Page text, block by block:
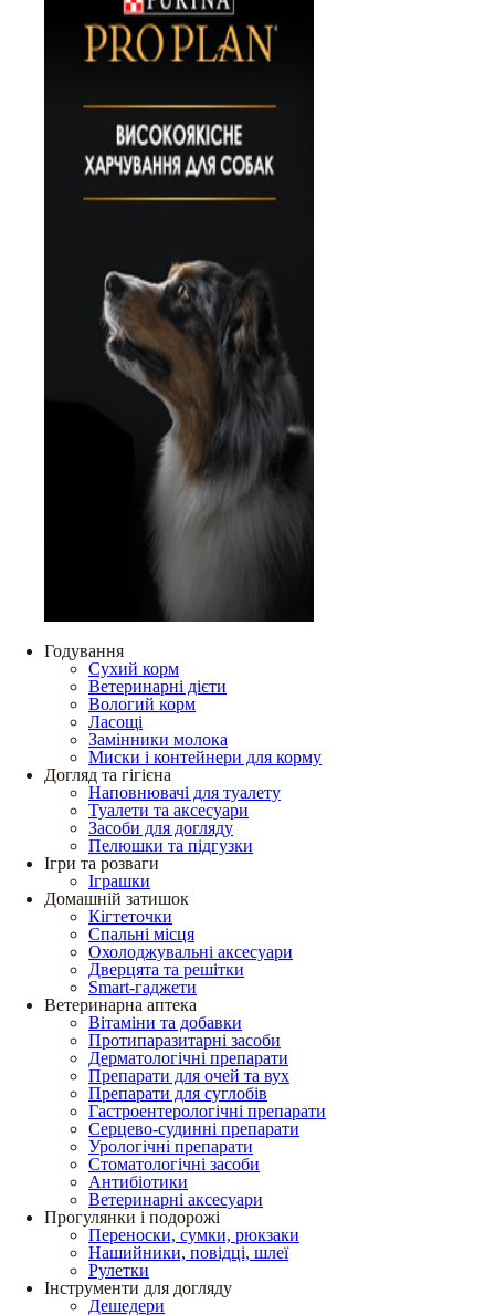
Годування
Сухий корм
Ветеринарні дієти
Вологий корм
Ласощі
Замінники молока
Миски і контейнери для корму
Догляд та гігієна
Наповнювачі для туалету
Туалети та аксесуари
Засоби для догляду
Пелюшки та підгузки
Ігри та розваги
Іграшки
Домашній затишок
Кігтеточки
Спальні місця
Охолоджувальні аксесуари
Дверцята та решітки
Smart-гаджети
Ветеринарна аптека
Вітаміни та добавки
Протипаразитарні засоби
Дерматологічні препарати
Препарати для очей та вух
Препарати для суглобів
Гастроентерологічні препарати
Серцево-судинні препарати
Урологічні препарати
Стоматологічні засоби
Антибіотики
Ветеринарні аксесуари
Прогулянки і подорожі
Переноски, сумки, рюкзаки
Нашийники, повідці, шлеї
Рулетки
Інструменти для догляду
Дешедери